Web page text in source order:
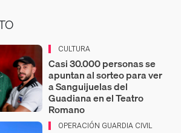
CULTURA
Casi 30.000 personas se
apuntan al sorteo para ver
a Sanguijuelas del
Guadiana en el Teatro
Romano
OPERACIÓN GUARDIA CIVIL